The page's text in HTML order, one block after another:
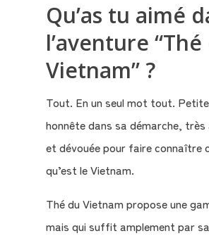
compte
Mon
Panier
Qu’as tu aimé
l’aventure “Thé
Vietnam” ?
Tout. En un seul mot tout.
honnête dans sa démarche, très
et dévouée pour faire connaître
qu’est le Vietnam.
Thé du Vietnam propose une
mais qui suffit amplement par